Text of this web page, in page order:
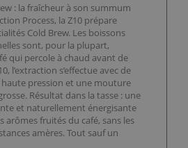
: la fraîcheur à son summum
Process, la Z10 prépare
Cold Brew. Les boissons
sont, pour la plupart,
qui percole à chaud avant de
l’extraction s’effectue avec de
haute pression et une mouture
Résultat dans la tasse : une
et naturellement énergisante
arômes fruités du café, sans les
amères. Tout sauf un